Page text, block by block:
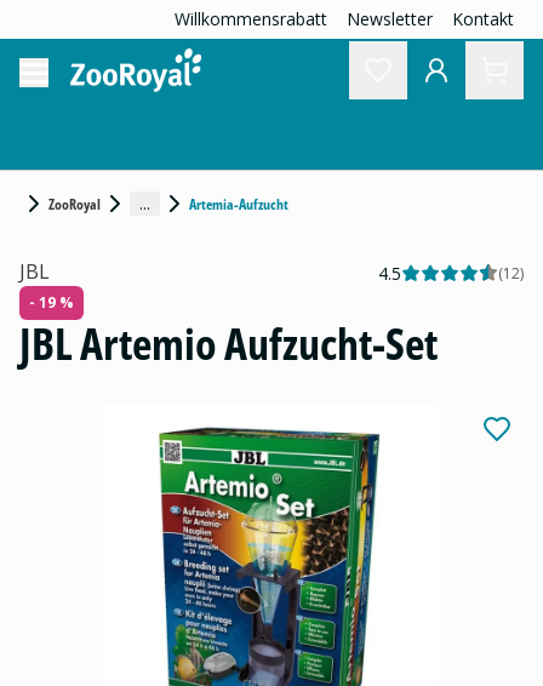
Willkommensrabatt Newsletter Kontakt
ZooRoyal ... Artemia-Aufzucht
JBL 4.5 (12)
- 19 %
JBL Artemio Aufzucht-Set